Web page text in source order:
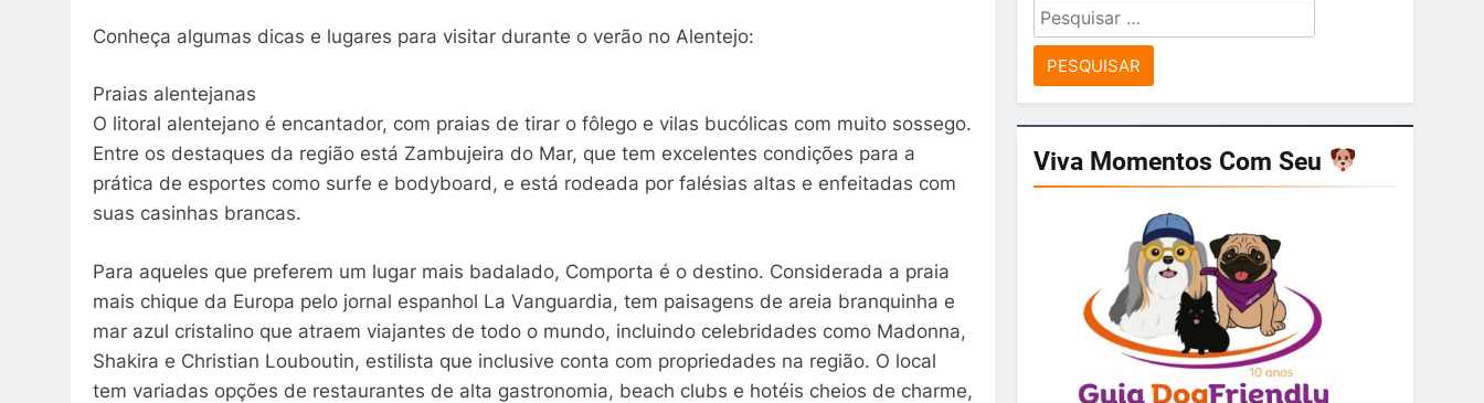
Conheça algumas dicas e lugares para visitar durante o verão no Alentejo:
Praias alentejanas
O litoral alentejano é encantador, com praias de tirar o fôlego e vilas bucólicas com muito sossego.
Entre os destaques da região está Zambujeira do Mar, que tem excelentes condições para a
prática de esportes como surfe e bodyboard, e está rodeada por falésias altas e enfeitadas com
suas casinhas brancas.
Para aqueles que preferem um lugar mais badalado, Comporta é o destino. Considerada a praia
mais chique da Europa pelo jornal espanhol La Vanguardia, tem paisagens de areia branquinha e
mar azul cristalino que atraem viajantes de todo o mundo, incluindo celebridades como Madonna,
Shakira e Christian Louboutin, estilista que inclusive conta com propriedades na região. O local
tem variadas opções de restaurantes de alta gastronomia, beach clubs e hotéis cheios de charme,
Pesquisar
por:
Viva Momentos Com Seu